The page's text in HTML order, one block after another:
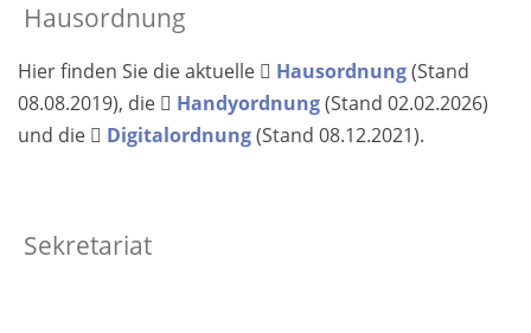
Hausordnung
Hier finden Sie die aktuelle Hausordnung(Stand
08.08.2019), die
Handyordnung(Stand 02.02.2026)
und die
Digital­ordnung(Stand 08.12.2021).
Sekretariat